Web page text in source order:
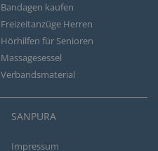
Bandagen kaufen
Freizeitanzüge Herren
Hörhilfen für Senioren
Massagesessel
Verbandsmaterial
SANPURA
Impressum